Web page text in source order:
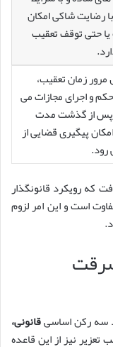
رضایت شاکی امکان
حتی توقف تعقیب
زمان تعقیب،
و اجرای مجازات می
از گذشت مدت
پیگیری قضایی از
که رویکرد قانونگذار
است و این امر لزوم
سه رکن اساسیقانونی،
نیز از این قاعده